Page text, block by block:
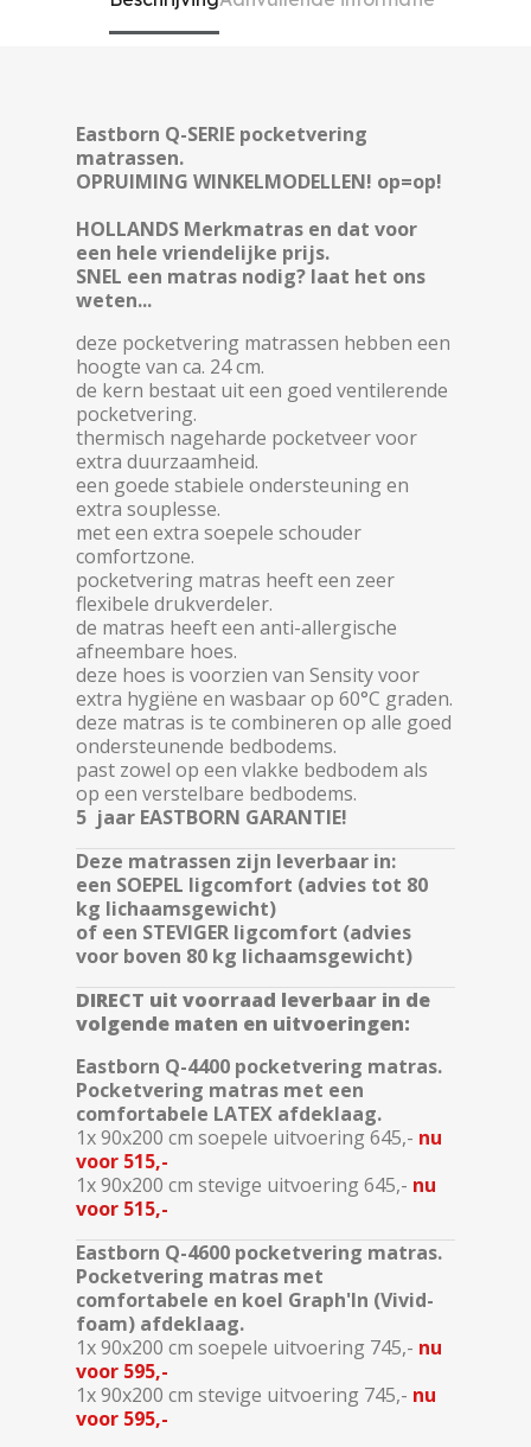
Eastborn Q-SERIE pocketvering
matrassen.
OPRUIMING WINKELMODELLEN! op=op!
HOLLANDS Merkmatras en dat voor
een hele vriendelijke prijs.
SNEL een matras nodig? laat het ons
weten...
deze pocketvering matrassen hebben een
hoogte van ca. 24 cm.
de kern bestaat uit een goed ventilerende
pocketvering.
thermisch nageharde pocketveer voor
extra duurzaamheid.
een goede stabiele ondersteuning en
extra souplesse.
met een extra soepele schouder
comfortzone.
pocketvering matras heeft een zeer
flexibele drukverdeler.
de matras heeft een anti-allergische
afneembare hoes.
deze hoes is voorzien van Sensity voor
extra hygiëne en wasbaar op 60°C graden.
deze matras is te combineren op alle goed
ondersteunende bedbodems.
past zowel op een vlakke bedbodem als
op een verstelbare bedbodems.
5 jaar EASTBORN GARANTIE!
Deze matrassen zijn leverbaar in:
een SOEPEL ligcomfort (advies tot 80
kg lichaamsgewicht)
of een STEVIGER ligcomfort (advies
voor boven 80 kg lichaamsgewicht)
DIRECT uit voorraad leverbaar in de
volgende maten en uitvoeringen:
Eastborn Q-4400 pocketvering matras.
Pocketvering matras met een
comfortabele LATEX afdeklaag.
1x 90x200 cm soepele uitvoering 645,- nu
voor 515,-
1x 90x200 cm stevige uitvoering 645,- nu
voor 515,-
Eastborn Q-4600 pocketvering matras.
Pocketvering matras met
comfortabele en koel Graph'In (Vivid-
foam) afdeklaag.
1x 90x200 cm soepele uitvoering 745,- nu
voor 595,-
1x 90x200 cm stevige uitvoering 745,- nu
voor 595,-